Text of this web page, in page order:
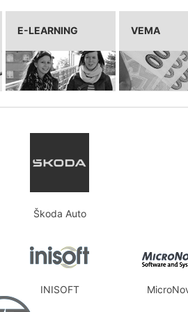
E-LEARNING VEMA
Škoda Auto
INISOFT